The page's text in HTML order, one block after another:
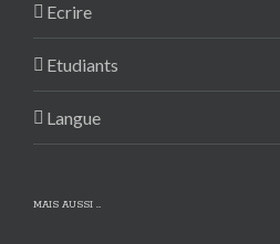
Ecrire
Etudiants
Langue
MAIS AUSSI …